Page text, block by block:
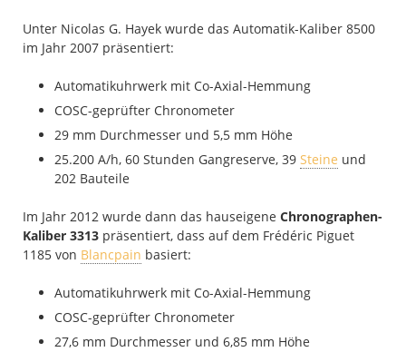
Unter Nicolas G. Hayek wurde das Automatik-Kaliber 8500
im Jahr 2007 präsentiert:
Automatikuhrwerk mit Co-Axial-Hemmung
COSC-geprüfter Chronometer
29 mm Durchmesser und 5,5 mm Höhe
25.200 A/h, 60 Stunden Gangreserve, 39 Steine und
202 Bauteile
Im Jahr 2012 wurde dann das hauseigene Chronographen-
Kaliber 3313 präsentiert, dass auf dem Frédéric Piguet
1185 von Blancpain basiert:
Automatikuhrwerk mit Co-Axial-Hemmung
COSC-geprüfter Chronometer
27,6 mm Durchmesser und 6,85 mm Höhe